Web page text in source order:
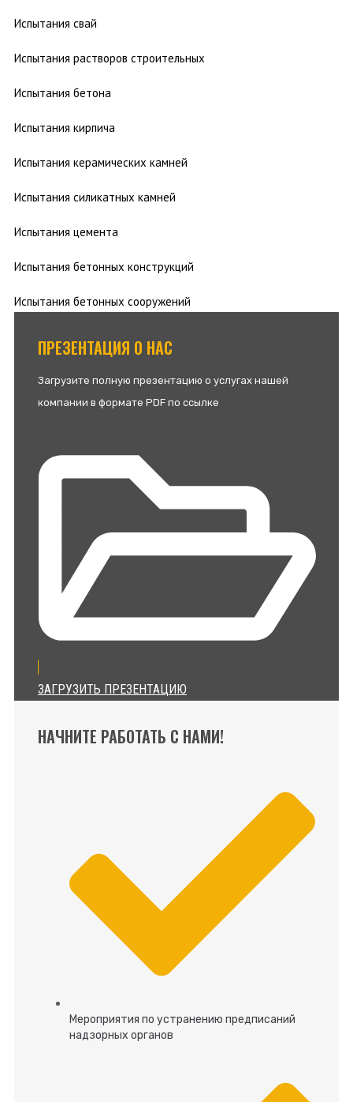
Испытания свай
Испытания растворов строительных
Испытания бетона
Испытания кирпича
Испытания керамических камней
Испытания силикатных камней
Испытания цемента
Испытания бетонных конструкций
Испытания бетонных сооружений
ПРЕЗЕНТАЦИЯ О НАС
Загрузите полную презентацию о услугах нашей
компании в формате PDF по ссылке
ЗАГРУЗИТЬ ПРЕЗЕНТАЦИЮ
НАЧНИТЕ РАБОТАТЬ С НАМИ!
Мероприятия по устранению предписаний
надзорных органов